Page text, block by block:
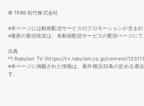
© 1986 松竹株式会社
※本ページには動画配信サービスのプロモーションが含まれ
※最新の配信状況は、各動画配信サービスの配信ページにて
出典
*1 Rakuten TV (https://tv.rakuten.co.jp/content/
※本ページに掲載された情報は、著作権法32条の定める適
す。